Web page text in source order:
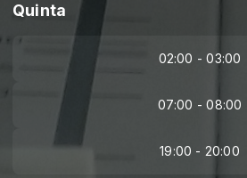
Quinta
02:00 - 03:00
07:00 - 08:00
19:00 - 20:00